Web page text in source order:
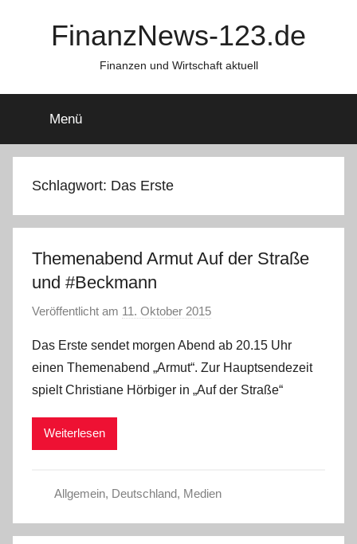
FinanzNews-123.de
Finanzen und Wirtschaft aktuell
Menü
Schlagwort: Das Erste
Themenabend Armut Auf der Straße
und #Beckmann
Veröffentlicht am 11. Oktober 2015
n
a
d
Das Erste sendet morgen Abend ab 20.15 Uhr
einen Themenabend „Armut“. Zur Hauptsendezeit
spielt Christiane Hörbiger in „Auf der Straße“
Weiterlesen
Allgemein, Deutschland, Medien